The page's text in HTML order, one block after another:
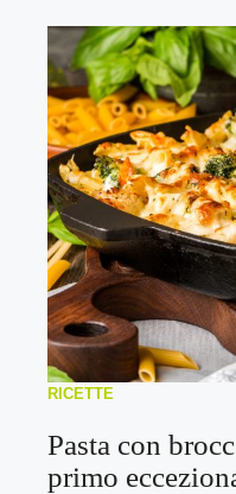
RICETTE
Pasta con
primo